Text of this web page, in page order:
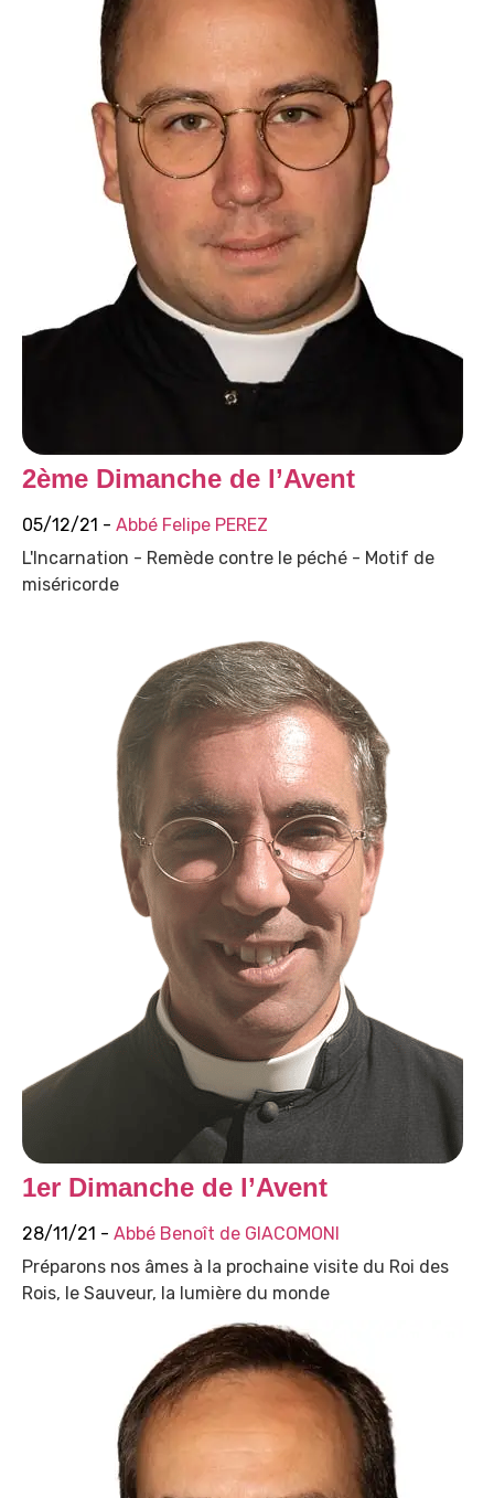
2ème Dimanche de l’Avent
05/12/21 - Abbé Felipe PEREZ
L'Incarnation - Remède contre le péché - Motif de
miséricorde
1er Dimanche de l’Avent
28/11/21 - Abbé Benoît de GIACOMONI
Préparons nos âmes à la prochaine visite du Roi des
Rois, le Sauveur, la lumière du monde